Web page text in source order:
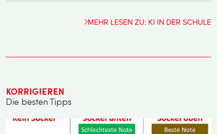
MEHR LESEN ZU: KI IN DER SCHULE
KORRIGIEREN
Die besten Tipps